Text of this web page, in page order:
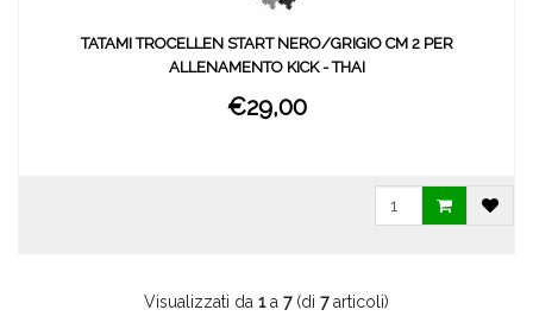
TATAMI TROCELLEN START NERO/GRIGIO CM 2 PER
ALLENAMENTO KICK - THAI
€29,00
Visualizzati da 1a 7(di 7articoli)